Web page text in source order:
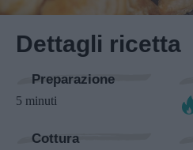
Dettagli ricetta
Preparazione
5 minuti
Cottura